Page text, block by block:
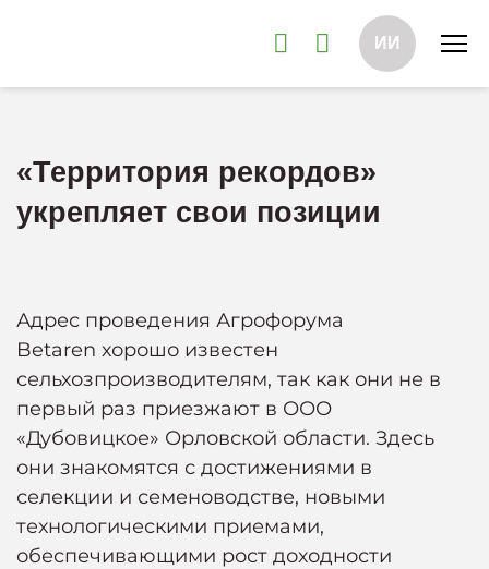
ИИ
«Территория рекордов»
укрепляет свои позиции
Адрес проведения Агрофорума
Betaren хорошо известен
сельхозпроизводителям, так как они не в
первый раз приезжают в ООО
«Дубовицкое» Орловской области. Здесь
они знакомятся с достижениями в
селекции и семеноводстве, новыми
технологическими приемами,
обеспечивающими рост доходности